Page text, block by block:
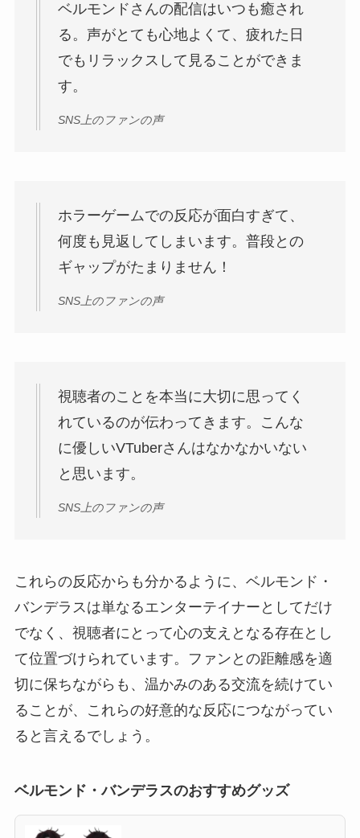
ベルモンドさんの配信はいつも癒され
る。声がとても心地よくて、疲れた日
でもリラックスして見ることができま
す。
SNS上のファンの声
ホラーゲームでの反応が面白すぎて、
何度も見返してしまいます。普段との
ギャップがたまりません！
SNS上のファンの声
視聴者のことを本当に大切に思ってく
れているのが伝わってきます。こんな
に優しいVTuberさんはなかなかいない
と思います。
SNS上のファンの声
これらの反応からも分かるように、ベルモンド・
バンデラスは単なるエンターテイナーとしてだけ
でなく、視聴者にとって心の支えとなる存在とし
て位置づけられています。ファンとの距離感を適
切に保ちながらも、温かみのある交流を続けてい
ることが、これらの好意的な反応につながってい
ると言えるでしょう。
ベルモンド・バンデラスのおすすめグッズ